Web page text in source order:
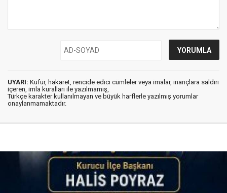
UYARI: Küfür, hakaret, rencide edici cümleler veya imalar, inançlara saldırı
içeren, imla kuralları ile yazılmamış,
Türkçe karakter kullanılmayan ve büyük harflerle yazılmış yorumlar
onaylanmamaktadır.